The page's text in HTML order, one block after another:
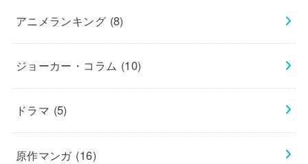
アニメランキング (8)
ジョーカー・コラム (10)
ドラマ (5)
原作マンガ (16)